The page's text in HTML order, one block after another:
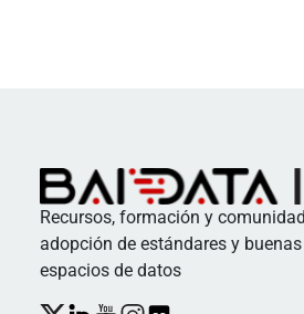
Recursos, formación y
adopción de estándares y
espacios de datos